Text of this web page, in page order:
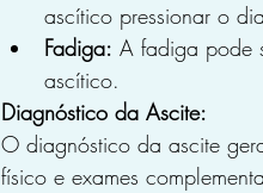
ascítico pressionar o
Fadiga: A fadiga pode
ascítico.
Diagnóstico da Ascite:
O diagnóstico da ascite
físico e exames